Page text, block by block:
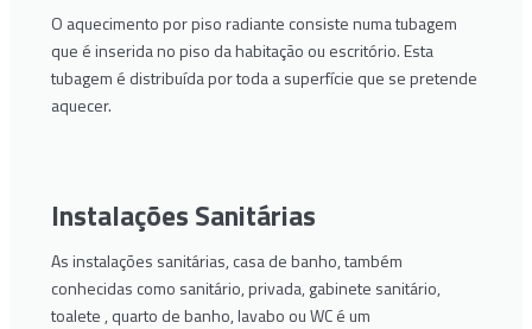
O aquecimento por piso radiante consiste numa tubagem
que é inserida no piso da habitação ou escritório. Esta
tubagem é distribuída por toda a superfície que se pretende
aquecer.
Instalações Sanitárias
As instalações sanitárias, casa de banho, também
conhecidas como sanitário, privada, gabinete sanitário,
toalete , quarto de banho, lavabo ou WC é um